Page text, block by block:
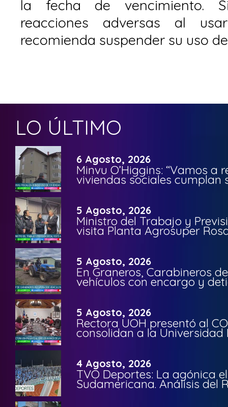
la fecha de vencimiento.
reacciones adversas al
recomienda suspender su uso
LO ÚLTIMO
6 Agosto, 2026
Minvu O’Higgins: “Vamos a
viviendas sociales cumplan
5 Agosto, 2026
Ministro del Trabajo y
visita Planta Agrosuper
5 Agosto, 2026
En Graneros, Carabineros
vehículos con encargo y
5 Agosto, 2026
Rectora UOH presentó al
consolidan a la Universidad
4 Agosto, 2026
TVO Deportes: La agónica
Sudamericana. Análisis del